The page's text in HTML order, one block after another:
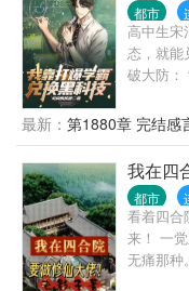
都市
高中生宋
态，就能
破大防：
你的老师
暗恋的
“你宣布
“你积累
“你积累
“你积累
宋河难绷
我可真
最新： 第1880章 完结感
我在四
都市
看着四合
来！ 一
无痛那种